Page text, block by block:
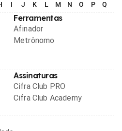
I J K L M N O P Q
Ferramentas
Afinador
Metrônomo
Assinaturas
Cifra Club PRO
Cifra Club Academy